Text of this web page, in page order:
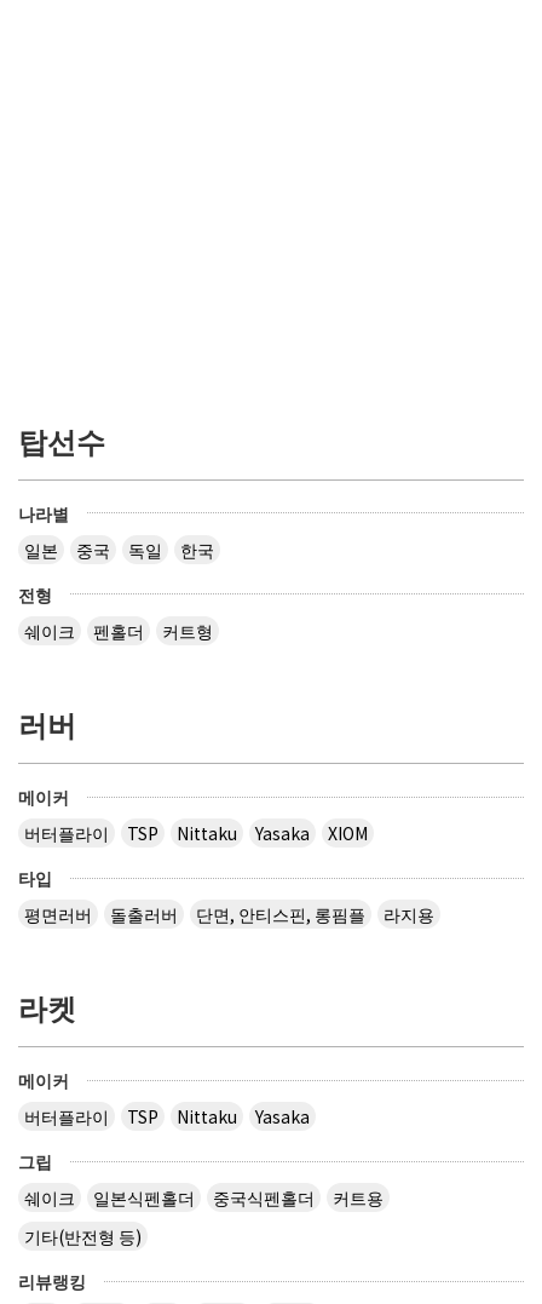
탑선수
나라별
일본
중국 독일
한국
전형
쉐이크
펜홀더 커트형
러버
메이커
버터플라이
TSP Nittaku Yasaka
XIOM
타입
평면러버
돌출러버 단면, 안티스핀, 롱핌플 라지용
라켓
메이커
버터플라이
TSP Nittaku
Yasaka
그립
쉐이크
일본식펜홀더 중국식펜홀더
커트용
기타(반전형 등)
리뷰랭킹